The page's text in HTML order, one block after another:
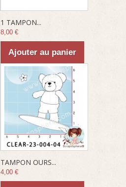
1 TAMPON...
8,00 €
Ajouter au panier
TAMPON OURS...
4,00 €